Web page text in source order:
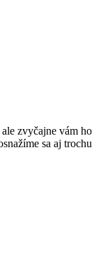
zvyčajne vám ho
sa aj trochu